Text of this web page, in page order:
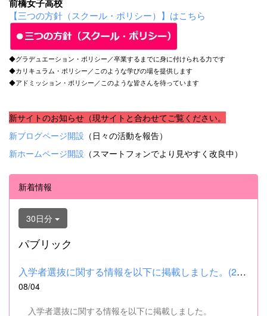
前橋女子高校
【三つの方針（スクール・ポリシー）】はこちら
◆グラデュエーション・ポリシー／卒業するまでに身に付けられる力です
◆カリキュラム・ポリシー／このような学びの場を提供します
◆アドミッション・ポリシー／このような皆さんを待っています
新サイトのお知らせ（現サイトと合わせてご覧ください。
新ブログページ開設 （日々の活動を報告）
新ホームページ開設 （スマートフォンでより見やすく改良中）
新着情報
30日分
パブリック
入学者選抜に関する情報を以下に掲載しました。(2026.8.4) ■令和...
08/04
入学者選抜に関する情報を以下に掲載しました。